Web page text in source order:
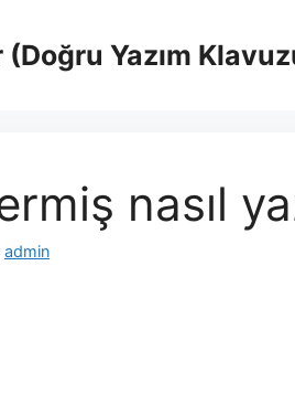
(Doğru Yazım
nasıl
admin